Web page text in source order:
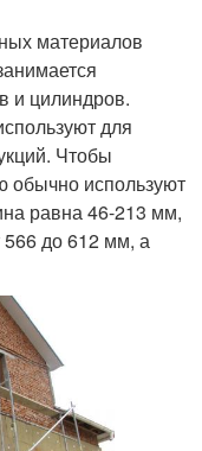
материалов
и цилиндров.
для
Чтобы
обычно используют
равна 46-213 мм,
до 612 мм, а